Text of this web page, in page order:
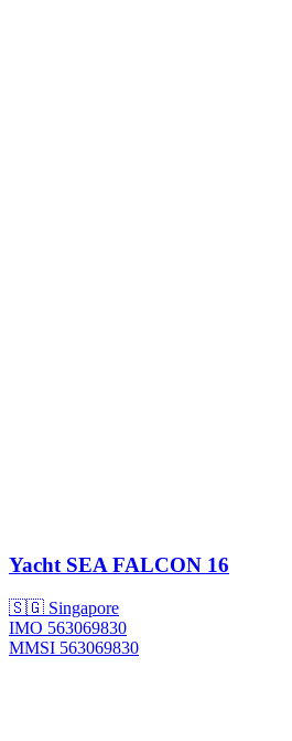
Yacht SEA FALCON 16
🇸🇬 Singapore
IMO 563069830
MMSI 563069830